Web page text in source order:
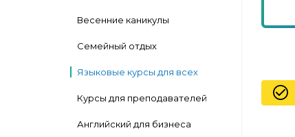
Весенние каникулы
Семейный отдых
Языковые курсы для всех
Курсы для преподавателей
Английский для бизнеса